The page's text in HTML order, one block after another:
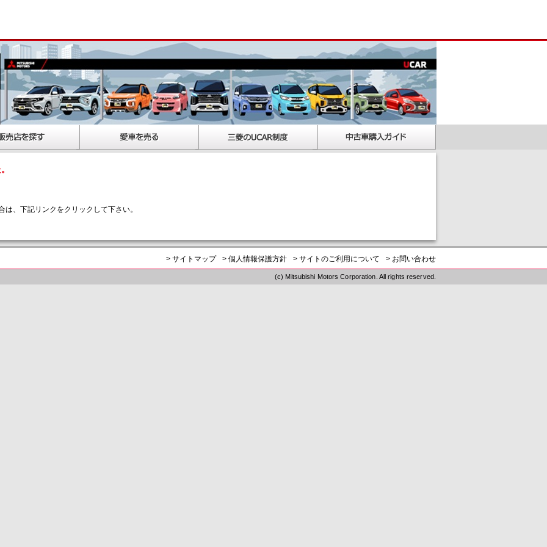
、下記リンクをクリックして下さい。
> サイトマップ > 個人情報保護方針 > サイトのご利用について > お問い合わせ
(c) Mitsubishi Motors Corporation. All rights reserved.